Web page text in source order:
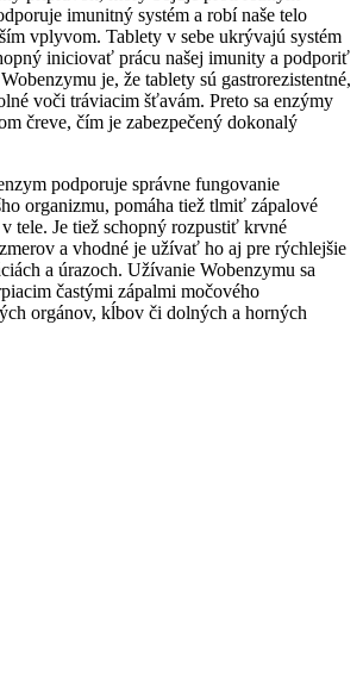
imunitný systém a robí naše telo
vplyvom. Tablety v sebe ukrývajú systém
iniciovať prácu našej imunity a podporiť
je, že tablety sú gastrorezistentné,
voči tráviacim šťavám. Preto sa enzýmy
čreve, čím je zabezpečený dokonalý
podporuje správne fungovanie
organizmu, pomáha tiež tlmiť zápalové
tele. Je tiež schopný rozpustiť krvné
a vhodné je užívať ho aj pre rýchlejšie
a úrazoch. Užívanie Wobenzymu sa
častými zápalmi močového
orgánov, kĺbov či dolných a horných